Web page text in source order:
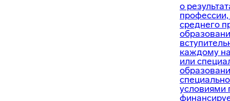
о
среднего
каждому
или
условиями